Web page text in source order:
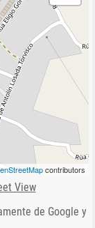
contributors
View
de Google y